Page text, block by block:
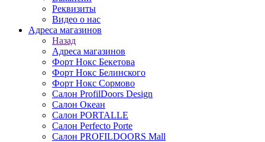
Реквизиты
Видео о нас
Адреса магазинов
Назад
Адреса магазинов
Форт Нокс Бекетова
Форт Нокс Белинского
Форт Нокс Сормово
Салон ProfilDoors Design
Салон Океан
Салон PORTALLE
Салон Perfecto Portе
Салон PROFILDOORS Mall